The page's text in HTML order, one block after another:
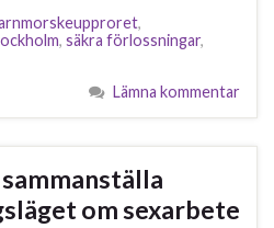
,
, säkra förlossningar,
Lämna kommentar
sammanställa
om sexarbete